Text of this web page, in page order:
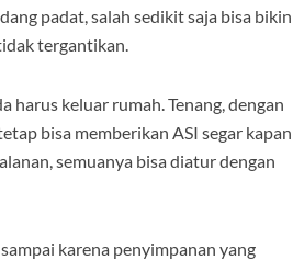
padat, salah sedikit saja bisa bikin
tergantikan.
harus keluar rumah. Tenang, dengan
bisa memberikan ASI segar kapan
semuanya bisa diatur dengan
karena penyimpanan yang